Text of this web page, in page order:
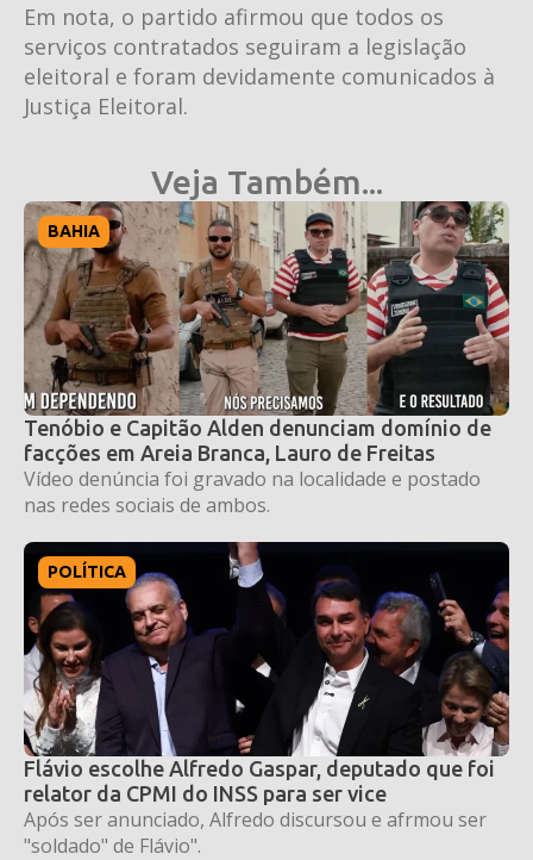
Em nota, o partido afirmou que todos os
serviços contratados seguiram a legislação
eleitoral e foram devidamente comunicados à
Justiça Eleitoral.
Veja Também...
BAHIA
Tenóbio e Capitão Alden denunciam domínio de
facções em Areia Branca, Lauro de Freitas
Vídeo denúncia foi gravado na localidade e postado
nas redes sociais de ambos.
POLÍTICA
Flávio escolhe Alfredo Gaspar, deputado que foi
relator da CPMI do INSS para ser vice
Após ser anunciado, Alfredo discursou e afrmou ser
"soldado" de Flávio".